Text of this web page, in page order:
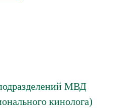
МВД
кинолога)